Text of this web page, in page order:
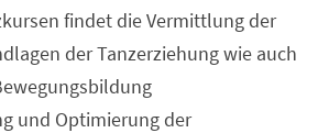
findet die Vermittlung der
der Tanzerziehung wie auch
und Optimierung der